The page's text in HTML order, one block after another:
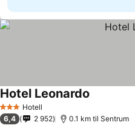
3 StjernerHotell
Hotel Leonardo
6,4 2 952 0.1 km til Sentrum